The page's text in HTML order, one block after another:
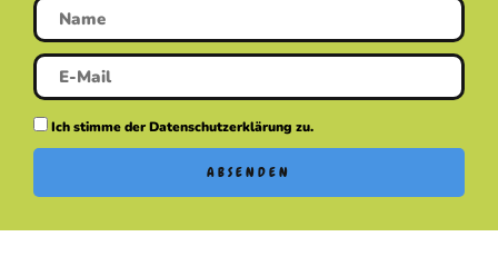
Ich stimme der Datenschutzerklärung zu.
ABSENDEN